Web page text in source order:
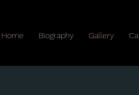
Home Biography Gallery